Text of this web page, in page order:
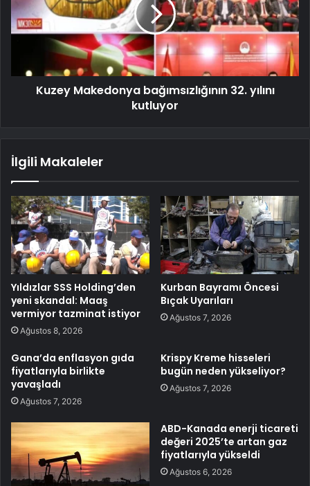
Kuzey Makedonya bağımsızlığının 32. yılını
kutluyor
İlgili Makaleler
Yıldızlar SSS Holding’den
yeni skandal: Maaş
vermiyor tazminat istiyor
Ağustos 8, 2026
Kurban Bayramı Öncesi
Bıçak Uyarıları
Ağustos 7, 2026
Gana’da enflasyon gıda
fiyatlarıyla birlikte
yavaşladı
Ağustos 7, 2026
Krispy Kreme hisseleri
bugün neden yükseliyor?
Ağustos 7, 2026
ABD-Kanada enerji ticareti
değeri 2025’te artan gaz
fiyatlarıyla yükseldi
Ağustos 6, 2026